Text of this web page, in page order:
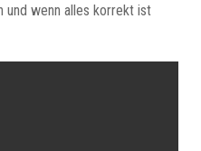
und wenn alles korrekt ist